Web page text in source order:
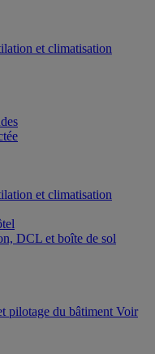
et climatisation
et climatisation
DCL et boîte de sol
pilotage du bâtiment Voir